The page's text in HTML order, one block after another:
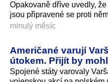
Opakovaně dříve uvedly,
jsou připravené se proti
minulý měsíc
Američané varují
útokem. Přijít by
Spojené státy varovaly